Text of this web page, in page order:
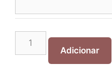
Quantidade
Adicionar